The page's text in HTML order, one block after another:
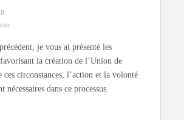
je vous ai présenté les
la création de l’Union de
ces circonstances, l’action et la volonté
nécessaires dans ce processus.